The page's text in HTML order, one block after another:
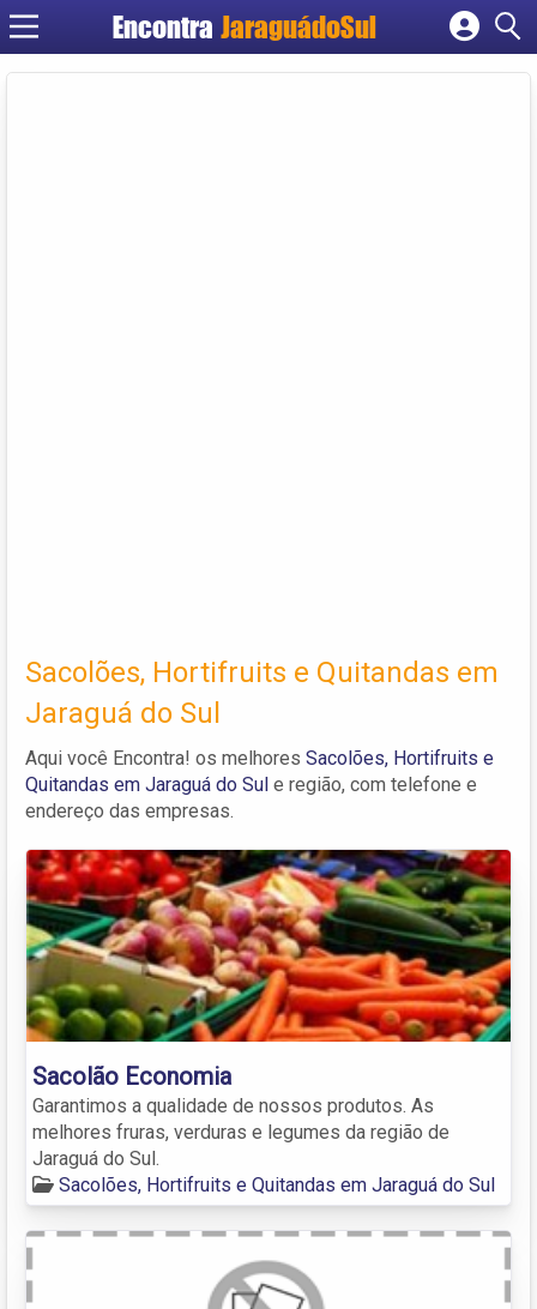
Encontra JaraguádoSul
Cadastrar empresa
Sacolões, Hortifruits e Quitandas em
Jaraguá do Sul
Aqui você Encontra! os melhores Sacolões, Hortifruits e
Quitandas em Jaraguá do Sul e região, com telefone e
endereço das empresas.
Sacolão Economia
Garantimos a qualidade de nossos produtos. As
melhores fruras, verduras e legumes da região de
Jaraguá do Sul.
Sacolões, Hortifruits e Quitandas em Jaraguá do Sul